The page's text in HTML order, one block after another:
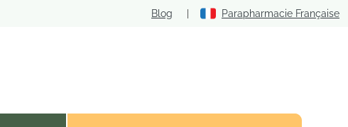
Blog | Parapharmacie Française